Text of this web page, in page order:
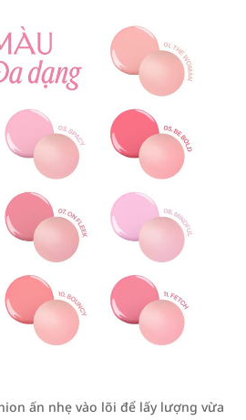
ấn nhẹ vào lõi để lấy lượng vừa